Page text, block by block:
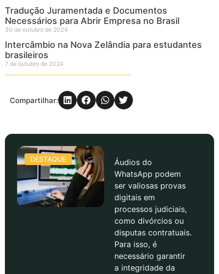
Tradução Juramentada e Documentos
Necessários para Abrir Empresa no Brasil
30 de outubro de 2024
Intercâmbio na Nova Zelândia para estudantes
brasileiros
7 de outubro de 2024
Compartilhar:
DESTAQUE
Áudios do
WhatsApp podem
ser valiosas provas
digitais em
processos judiciais,
como divórcios ou
disputas contratuais.
Para isso, é
necessário garantir
a integridade da